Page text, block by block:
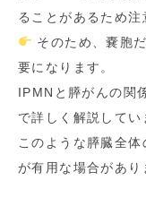
ることがあるため注
そのため、嚢胞
要になります。
IPMNと膵がんの関
で詳しく解説してい
このような膵臓全体
が有用な場合があり